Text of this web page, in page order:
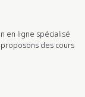
en ligne spécialisé
des cours